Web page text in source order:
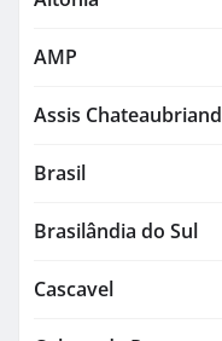
AMP
Assis Chateaubriand
Brasil
Brasilândia do Sul
Cascavel